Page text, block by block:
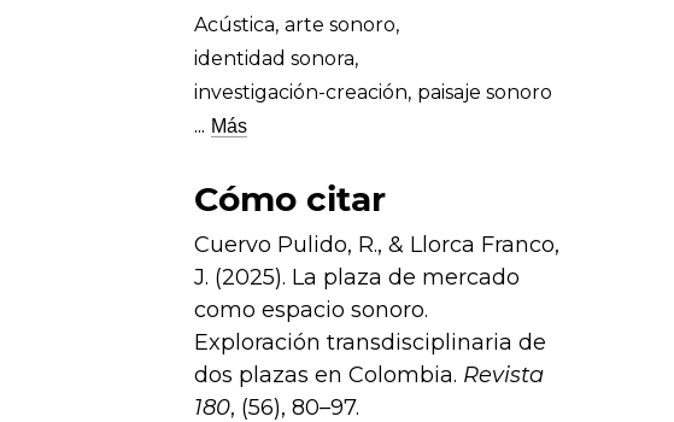
Acústica, arte sonoro,
identidad sonora,
investigación-creación, paisaje sonoro
... Más
Cómo citar
Cuervo Pulido, R., & Llorca Franco,
J. (2025). La plaza de mercado
como espacio sonoro.
Exploración transdisciplinaria de
dos plazas en Colombia. Revista
180, (56), 80–97.